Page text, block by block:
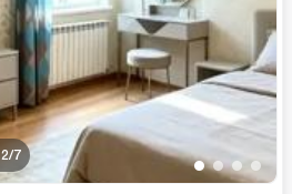
••••
2/7